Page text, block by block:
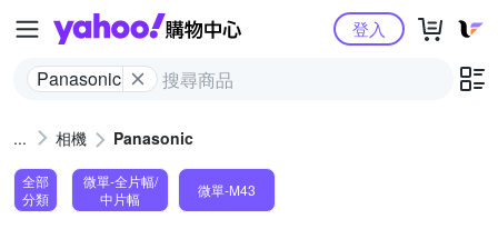
Yahoo購物中心
Panasonic
登入
相機 Panasonic
全部
分類
微單-全片幅/
中片幅
微單-M43